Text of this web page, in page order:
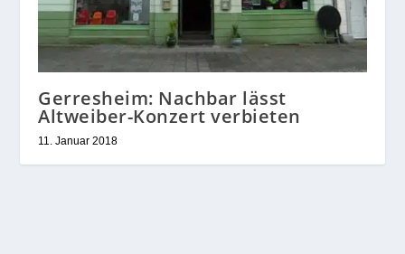
Gerresheim: Nachbar lässt
Altweiber-Konzert verbieten
11. Januar 2018